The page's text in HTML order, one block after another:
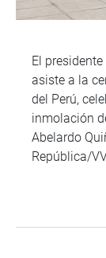
El
asiste a la
del Perú,
inmolación
Abelardo
República/